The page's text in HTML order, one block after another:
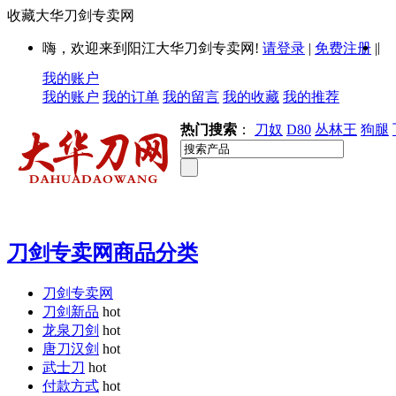
收藏大华刀剑专卖网
嗨，欢迎来到阳江大华刀剑专卖网! 请登录 | 免费注册 ||
我的账户
我的账户 我的订单 我的留言 我的收藏 我的推荐
热门搜索 ： 刀奴 D80 丛林王 狗腿
刀剑专卖网商品分类
刀剑专卖网
刀剑新品 hot
龙泉刀剑 hot
唐刀汉剑 hot
武士刀 hot
付款方式 hot